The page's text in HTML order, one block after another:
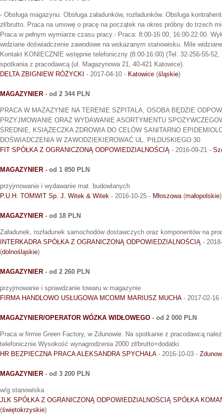
- Obsługa magazynu. Obsługa załadunków, rozładunków. Obsługa
zł/brutto. Praca na umowę o pracę na początek na okres próbny do trzech
Praca w pełnym wymiarze czasu pracy.- Praca: 8:00-16:00, 16:00-22:00.
widziane doświadczenie zawodowe na wskazanym stanowisku. Mile
Kontakt KONIECZNIE wstępnie telefoniczny (8:00-16:00) (Tel. 32-256-55-
spotkania z pracodawcą (ul. Magazynowa 21, 40-421 Katowice).
DELTA ZBIGNIEW RÓŻYCKI - 2017-04-10 - Katowice (śląskie)
MAGAZYNIER - od 2 344 PLN
PRACA W MAZAZYNIE NA TERENIE SZPITALA, OSOBA BĘDZIE
PRZYJMOWANIE ORAZ WYDAWANIE ASORTYMENTU
ŚREDNIE, KSIĄŻECZKA ZDROWIA DO CELÓW SANITARNO
DOŚWIADCZENIA W ZAWODZIEKIEROWAĆ UL. PIŁDUSKIEGO 30
FIT SPÓŁKA Z OGRANICZONĄ ODPOWIEDZIALNOŚCIĄ - 2016-09-21 -
MAGAZYNIER - od 1 850 PLN
przyjmowanie i wydawanie mat. budowlanych
P.U.H. TOMWIT Sp. J. Witek & Witek - 2016-10-25 - Młoszowa (małopolskie)
MAGAZYNIER - od 18 PLN
Załadunek, rozładunek samochodów dostawczych oraz komponentów na
INTERKADRA SPÓŁKA Z OGRANICZONĄ ODPOWIEDZIALNOŚCIĄ -
(dolnośląskie)
MAGAZYNIER - od 2 260 PLN
przyjmowanie i sprawdzanie towaru w magazynie
FIRMA HANDLOWO USŁUGOWA MCOMM MARIUSZ MUCHA- 2017-02-16
MAGAZYNIER/OPERATOR WÓZKA WIDŁOWEGO - od 2 000 PLN
Praca w firmie Green Factory, w Zdunowie. Na spotkanie z pracodawcą
telefonicznie.Wysokość wynagrodzenia 2000 zł/brutto+dodatki
HR BEZPIECZNA PRACA ALEKSANDRA SPYCHAŁA- 2016-10-03 -
MAGAZYNIER - od 3 200 PLN
w/g stanowiska
JLK SPÓŁKA Z OGRANICZONĄ ODPOWIEDZIALNOŚCIĄ SPÓŁKA
(świętokrzyskie)